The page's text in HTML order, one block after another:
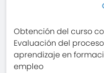
Obtención del curso
Evaluación del
aprendizaje en
empleo